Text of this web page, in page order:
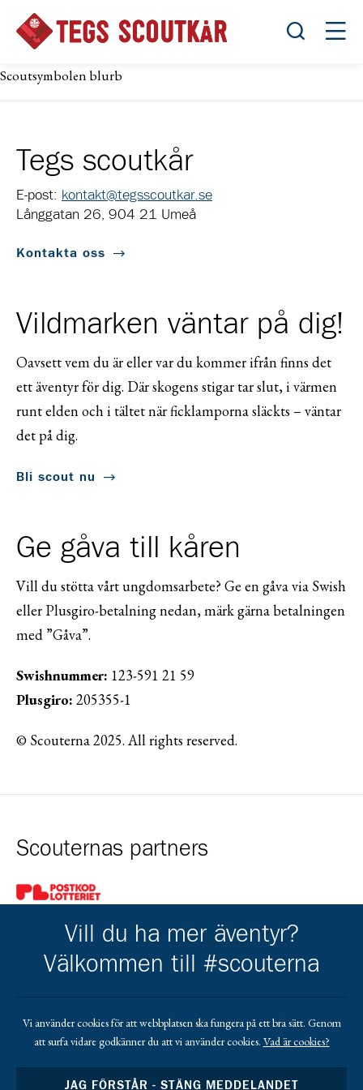
Öppna
Scoutsymbolen blurb
Tegs scoutkår
E-post: kontakt@tegsscoutkar.se
Långgatan 26, 904 21 Umeå
Kontakta oss
Vildmarken väntar på dig!
Oavsett vem du är eller var du kommer ifrån finns det
ett äventyr för dig. Där skogens stigar tar slut, i värmen
runt elden och i tältet när ficklamporna släckts – väntar
det på dig.
Bli scout nu
Ge gåva till kåren
Vill du stötta vårt ungdomsarbete? Ge en gåva via Swish
eller Plusgiro-betalning nedan, märk gärna betalningen
med ”Gåva”.
Swishnummer: 123-591 21 59
Plusgiro: 205355-1
© Scouterna 2025. All rights reserved.
Scouternas partners
Gå till pl_50
Gå till https://www.mera.se/Gå till https://www.lansforsakringar.se/
Gå till https://
Vill du ha mer äventyr?
Välkommen till #scouterna
Vi använder cookies för att webbplatsen ska fungera på ett bra sätt. Genom
att surfa vidare godkänner du att vi använder cookies. Vad är cookies?
JAG FÖRSTÅR - STÄNG MEDDELANDET